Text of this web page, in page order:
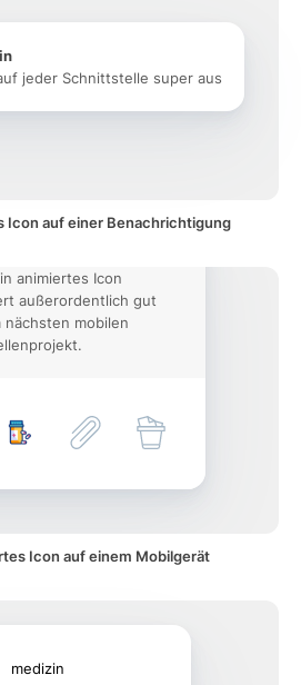
jeder Schnittstelle super aus
Icon auf einer Benachrichtigung
animiertes Icon
außerordentlich gut
nächsten mobilen
Icon auf einem Mobilgerät
medizin